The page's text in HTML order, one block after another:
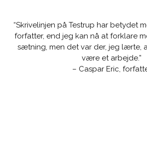
“Skrivelinjen på Testrup har betydet
forfatter, end jeg kan nå at forklare
sætning, men det var der, jeg lærte,
være et arbejde.”
– Caspar Eric,